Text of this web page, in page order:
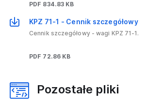
PDF 834.83 KB
KPZ 71-1 - Cennik szczegółowy
Cennik szczegółowy - wagi KPZ 71-1.
PDF 72.86 KB
Pozostałe pliki